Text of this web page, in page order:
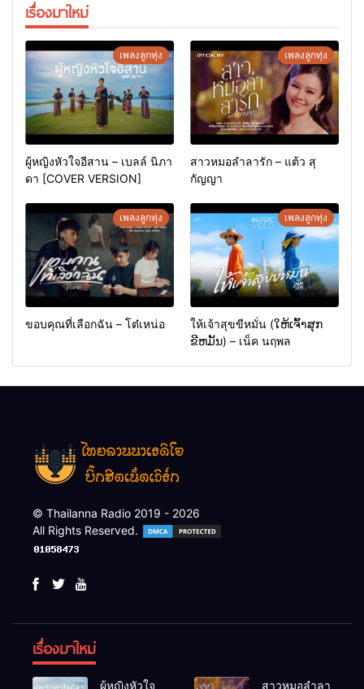
เรื่องมาใหม่
เพลงลูกทุ่ง
ผู้หญิงหัวใจอีสาน – เบลล์ นิภา
ดา [COVER VERSION]
เพลงลูกทุ่ง
สาวหมอลำลารัก – แต้ว สุ
กัญญา
เพลงลูกทุ่ง
ขอบคุณที่เลือกฉัน – โต๋เหน่อ
เพลงลูกทุ่ง
ให้เจ้าสุขขีหมั่น (ໃຫ້ເຈົ້າສຸກ
ຂີຫມັ້ນ) – เน็ค นฤพล
© Thailanna Radio 2019 - 2026
All Rights Reserved.
เรื่องมาใหม่
ผู้หญิงหัวใจ สาวหมอลำลา